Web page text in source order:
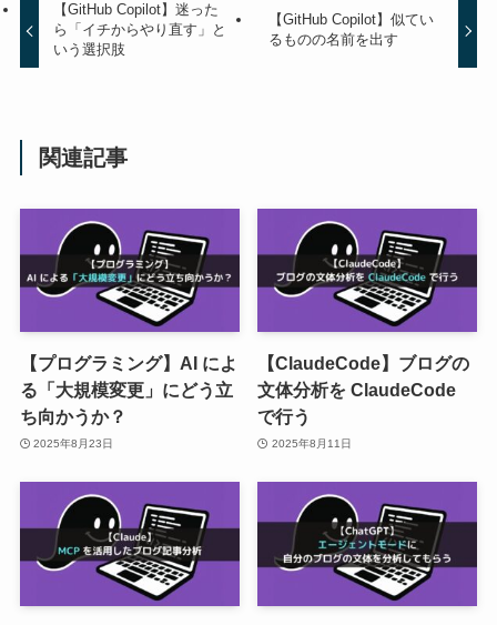
【GitHub Copilot】迷った
ら「イチからやり直す」と
いう選択肢
【GitHub Copilot】似てい
るものの名前を出す
関連記事
【プログラミング】AI によ
る「大規模変更」にどう立
ち向かうか？
2025年8月23日
【ClaudeCode】ブログの
文体分析を ClaudeCode
で行う
2025年8月11日